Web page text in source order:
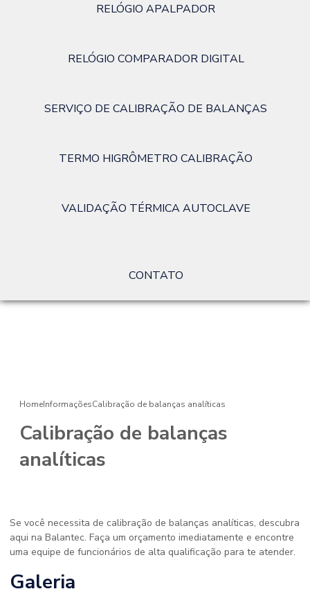
RELÓGIO APALPADOR
RELÓGIO COMPARADOR DIGITAL
SERVIÇO DE CALIBRAÇÃO DE BALANÇAS
TERMO HIGRÔMETRO CALIBRAÇÃO
VALIDAÇÃO TÉRMICA AUTOCLAVE
CONTATO
HomeInformaçõesCalibração de balanças analíticas
Calibração de balanças
analíticas
Se você necessita de calibração de balanças analíticas, descubra
aqui na Balantec. Faça um orçamento imediatamente e encontre
uma equipe de funcionários de alta qualificação para te atender.
Galeria